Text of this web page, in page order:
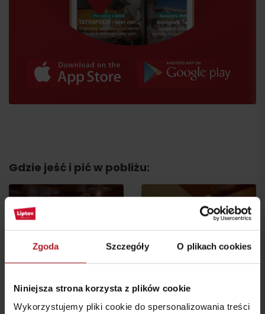
Zgoda Szczegóły O plikach cookies
Niniejsza strona korzysta z plików cookie
Wykorzystujemy pliki cookie do spersonalizowania treści
Gdzie jeść i pić w pobliżu:
Koliba Janosika
Restauracja Smrekovica